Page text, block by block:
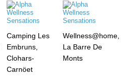
Camping Les
Embruns,
Clohars-
Carnöet
Wellness@home,
La Barre De
Monts